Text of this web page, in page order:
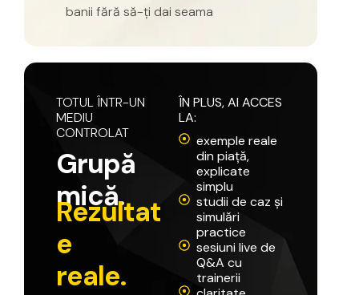
banii fără să-ți dai seama
TOTUL ÎNTR-UN
MEDIU
CONTROLAT
Grupă
mică.
Rezultat
e
reale.
ÎN PLUS, AI ACCES
LA:
exemple reale
din piață,
explicate
simplu
studii de caz și
simulări
practice
sesiuni live de
Q&A cu
trainerii